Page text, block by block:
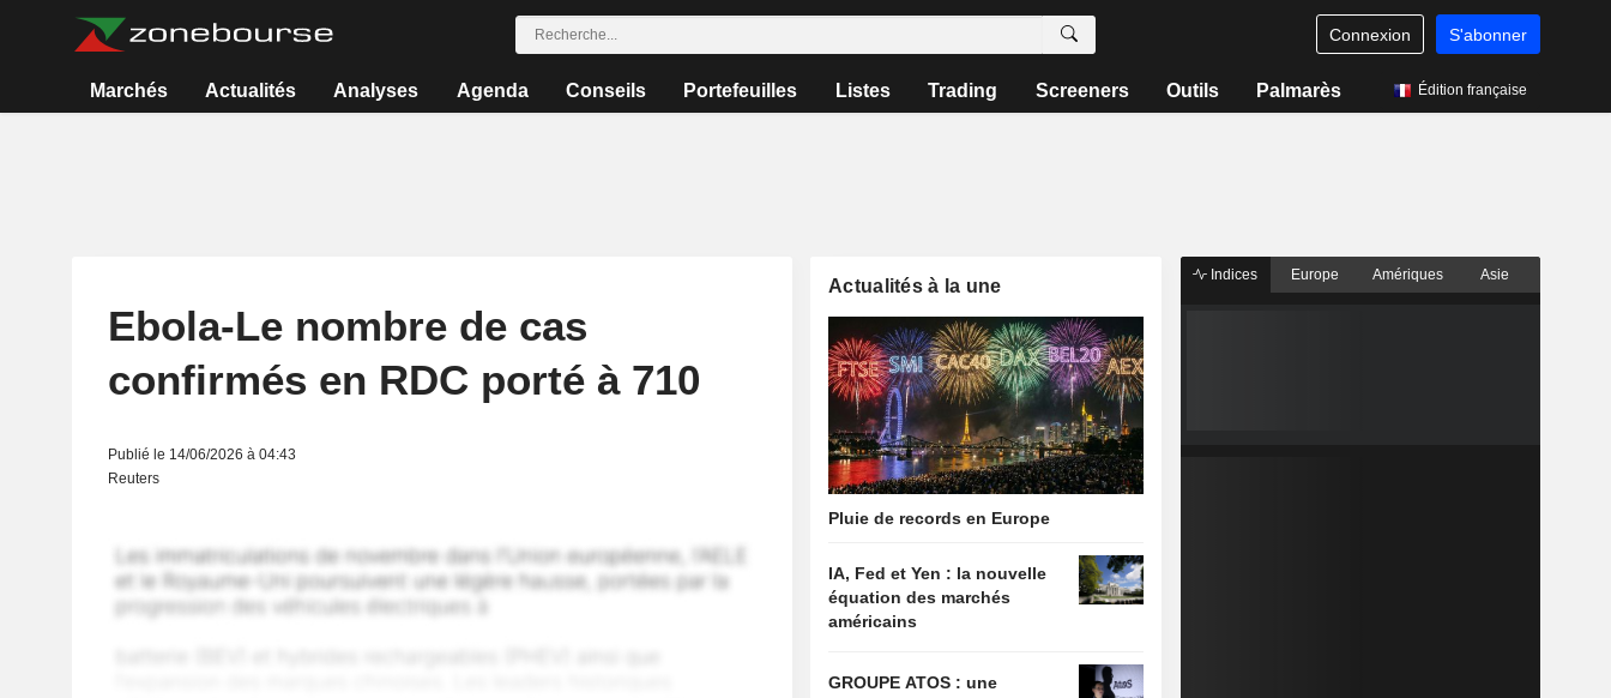
Connexion S'abonner
Marchés Actualités Analyses Agenda Conseils Portefeuilles Listes Trading Screeners Outils Palmarès Édition française
Ebola-Le nombre de cas
confirmés en RDC porté à 710
Publié le 14/06/2026 à 04:43
Reuters
Actualités à la une
Pluie de records en Europe
IA, Fed et Yen : la nouvelle
équation des marchés
américains
GROUPE ATOS : une
Indices Europe Amériques Asie